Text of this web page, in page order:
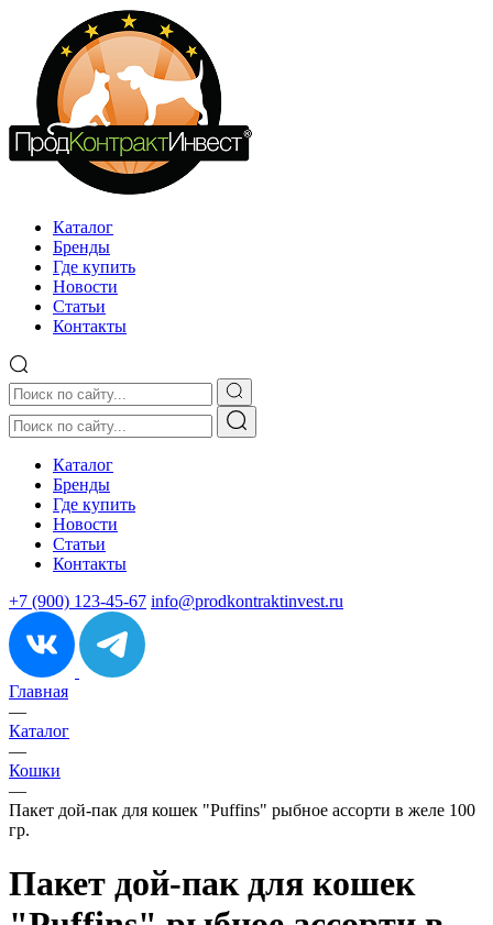
Каталог
Бренды
Где купить
Новости
Статьи
Контакты
Каталог
Бренды
Где купить
Новости
Статьи
Контакты
+7 (900) 123-45-67 info@prodkontraktinvest.ru
Главная
—
Каталог
—
Кошки
—
Пакет дой-пак для кошек "Puffins" рыбное ассорти в желе 100
гр.
Пакет дой-пак для кошек